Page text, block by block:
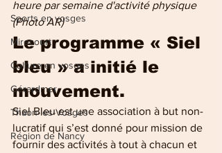
Sports en vosges
Mirecourt
Culture en vosges
Gérardmer
Thaon-les-Vosges
Région de Nancy
heure par semaine d'activité physique
(Photo AR)
Le programme « Siel
bleu » a initié le
mouvement.
Siel Bleu est une association à but non-
lucratif qui s’est donné pour mission de
fournir des activités à tout à chacun et